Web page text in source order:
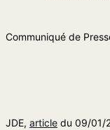
Communiqué de
JDE, article du 09/01/